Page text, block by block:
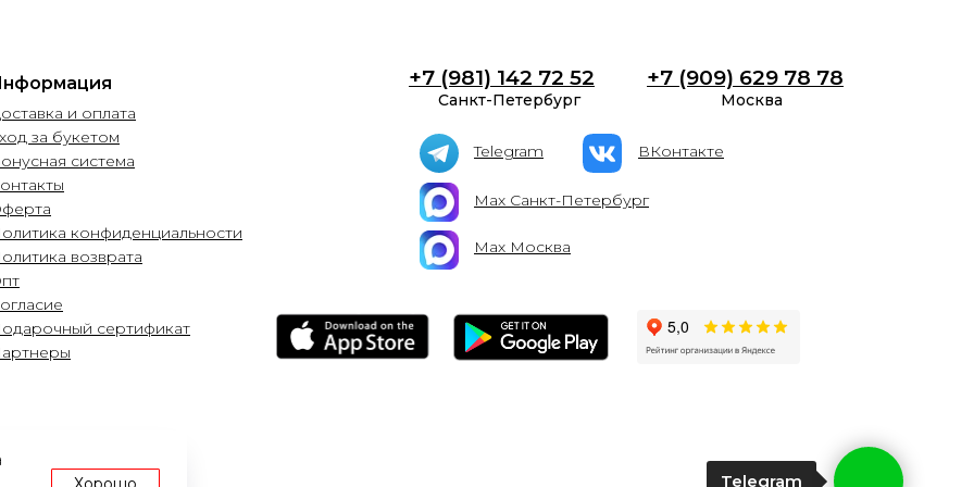
Telegram
и оплата
за букетом
система
конфиденциальности
возврата
сертификат
Санкт-Петербург
+7 (909) 629 78 78
Мах Москва
Мах Санкт-Петербург
ВКонтакте
Telegram
+7 (981) 142 72 52
Москва